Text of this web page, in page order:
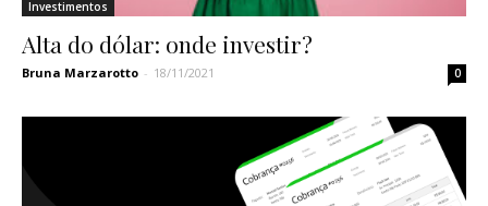
Investimentos
Alta do dólar: onde investir?
Bruna Marzarotto - 18/11/2021 0